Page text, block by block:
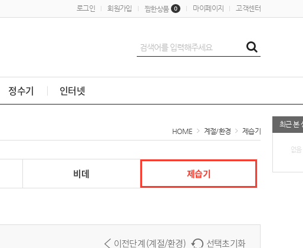
로그인 회원가입 찜한상품 0 마이페이지 고객센터
정수기 인터넷
최근 본
없음
HOME 계절/환경 제습기
비데 제습기
이전단계 (계절/환경) 선택초기화